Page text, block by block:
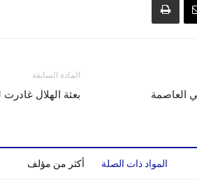
المادة السابقة
بعثة الهلال
العاصمة
المواد ذات الصلة أكثر من مؤلف